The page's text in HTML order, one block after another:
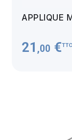
APPLIQUE
21 ,00 €TTC